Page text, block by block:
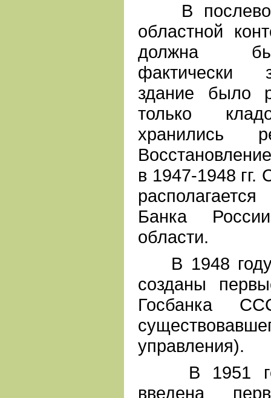
В
областной
должна
фактически
здание было
только
хранились
в 1947-1948 гг.
Банка
области.
В 1948 году
созданы
Госбанка
управления).
В 1951
введена